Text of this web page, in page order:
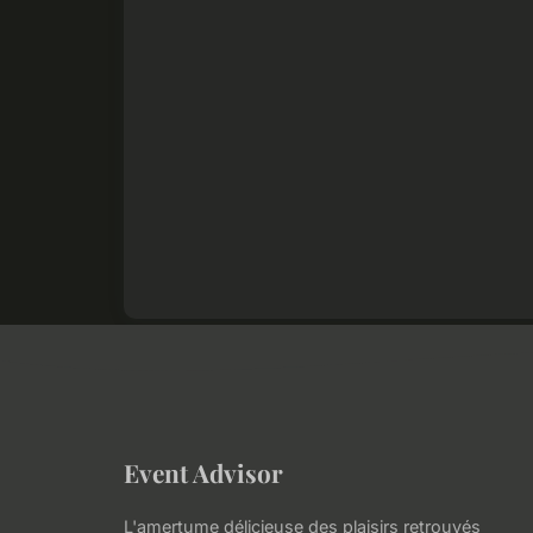
Event Advisor
L'amertume délicieuse des plaisirs retrouvés